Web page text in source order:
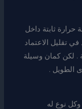
ثابتة داخل
تقليل الاعتماد
. لكن كمان وسيلة
الطويل .
نوع له